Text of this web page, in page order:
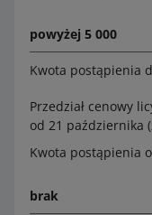
powyżej 5 000
Kwota postąpienia
Przedział cenowy
od 21 października
Kwota postąpienia
brak